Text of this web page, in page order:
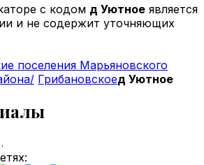
с кодом д Уютное является
и не содержит уточняющих
поселения Марьяновского
Грибановскоед Уютное